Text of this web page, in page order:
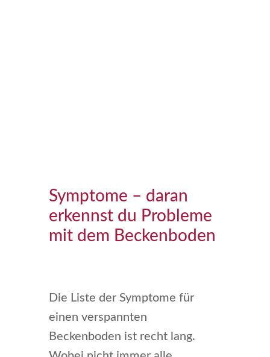
Symptome – daran
erkennst du Probleme
mit dem Beckenboden
Die Liste der Symptome für
einen verspannten
Beckenboden ist recht lang.